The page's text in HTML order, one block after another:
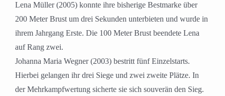
Lena Müller (2005) konnte ihre bisherige Bestmarke über
200 Meter Brust um drei Sekunden unterbieten und wurde in
ihrem Jahrgang Erste. Die 100 Meter Brust beendete Lena
auf Rang zwei.
Johanna Maria Wegner (2003) bestritt fünf Einzelstarts.
Hierbei gelangen ihr drei Siege und zwei zweite Plätze. In
der Mehrkampfwertung sicherte sie sich souverän den Sieg.